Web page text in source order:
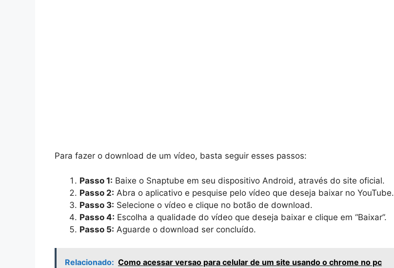
Para fazer o download de um vídeo, basta seguir esses passos:
Passo 1: Baixe o Snaptube em seu dispositivo Android, através do site oficial.
Passo 2: Abra o aplicativo e pesquise pelo vídeo que deseja baixar no YouTube.
Passo 3: Selecione o vídeo e clique no botão de download.
Passo 4: Escolha a qualidade do vídeo que deseja baixar e clique em “Baixar”.
Passo 5: Aguarde o download ser concluído.
Relacionado: Como acessar versao para celular de um site usando o chrome no pc